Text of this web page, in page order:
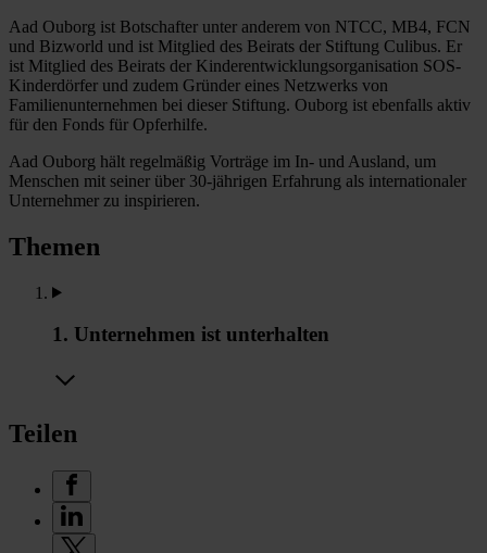
Aad Ouborg ist Botschafter unter anderem von NTCC, MB4, FCN
und Bizworld und ist Mitglied des Beirats der Stiftung Culibus. Er
ist Mitglied des Beirats der Kinderentwicklungsorganisation SOS-
Kinderdörfer und zudem Gründer eines Netzwerks von
Familienunternehmen bei dieser Stiftung. Ouborg ist ebenfalls aktiv
für den Fonds für Opferhilfe.
Aad Ouborg hält regelmäßig Vorträge im In- und Ausland, um
Menschen mit seiner über 30-jährigen Erfahrung als internationaler
Unternehmer zu inspirieren.
Themen
1. Unternehmen ist unterhalten
Teilen